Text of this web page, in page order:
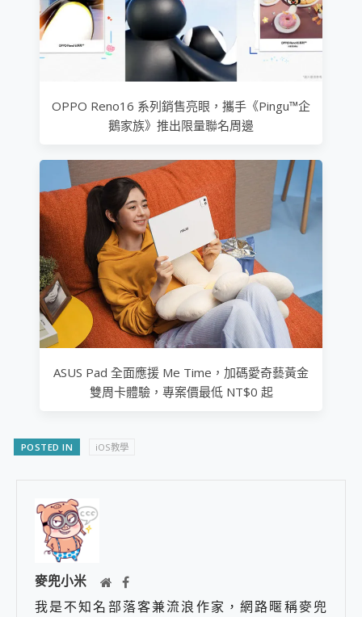
OPPO Reno16 系列銷售亮眼，攜手《Pingu™企
鵝家族》推出限量聯名周邊
ASUS Pad 全面應援 Me Time，加碼愛奇藝黃金
雙周卡體驗，專案價最低 NT$0 起
POSTED IN iOS教學
麥兜小米
我是不知名部落客兼流浪作家，網路暱稱麥兜